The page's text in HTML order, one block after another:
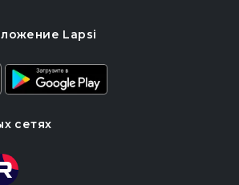
Lapsi
сетях